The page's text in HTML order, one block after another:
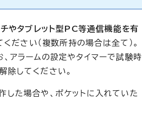
チやタブレット型PC等通信機能を有
ださい（複数所持の場合は全て）。
アラームの設定やタイマーで試験時
除してください。
た場合や、ポケットに入れていた